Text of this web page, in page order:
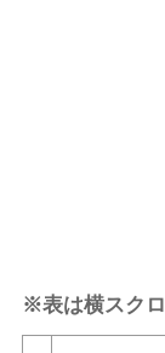
※表は横スクロ